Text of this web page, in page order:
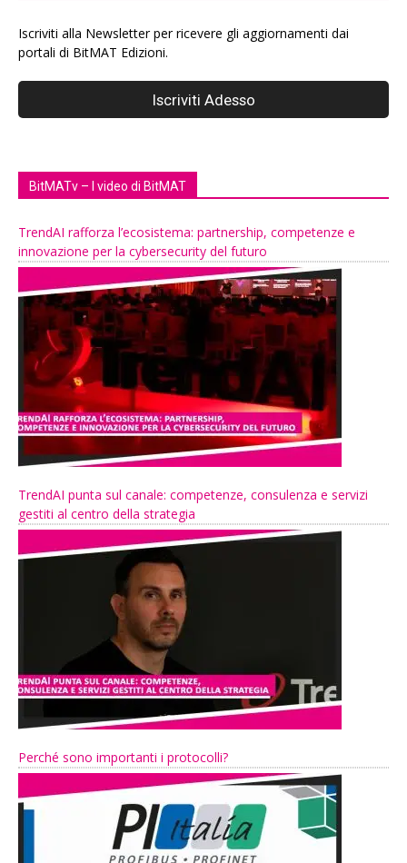
Iscriviti alla Newsletter per ricevere gli aggiornamenti dai
portali di BitMAT Edizioni.
BitMATv – I video di BitMAT
TrendAI rafforza l’ecosistema: partnership, competenze e
innovazione per la cybersecurity del futuro
TrendAI punta sul canale: competenze, consulenza e servizi
gestiti al centro della strategia
Perché sono importanti i protocolli?